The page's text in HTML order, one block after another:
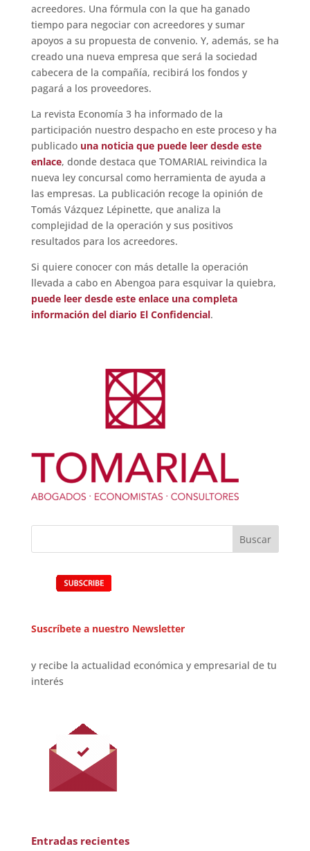
acreedores. Una fórmula con la que ha ganado
tiempo para negociar con acreedores y sumar
apoyos a su propuesta de convenio. Y, además, se ha
creado una nueva empresa que será la sociedad
cabecera de la compañía, recibirá los fondos y
pagará a los proveedores.
La revista Economía 3 ha informado de la
participación nuestro despacho en este proceso y ha
publicado una noticia que puede leer desde este
enlace, donde destaca que TOMARIAL reivindica la
nueva ley concursal como herramienta de ayuda a
las empresas. La publicación recoge la opinión de
Tomás Vázquez Lépinette, que analiza la
complejidad de la operación y sus positivos
resultados para los acreedores.
Si quiere conocer con más detalle la operación
llevada a cabo en Abengoa para esquivar la quiebra,
puede leer desde este enlace una completa
información del diario El Confidencial.
Suscríbete a nuestro Newsletter
y recibe la actualidad económica y empresarial de tu
interés
Entradas recientes